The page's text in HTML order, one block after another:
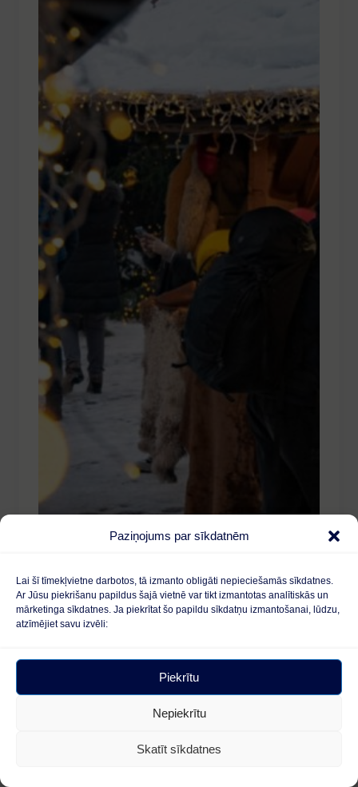
Paziņojums par sīkdatnēm
Lai šī tīmekļvietne darbotos, tā izmanto obligāti nepieciešamās sīkdatnes.
Ar Jūsu piekrišanu papildus šajā vietnē var tikt izmantotas analītiskās un
mārketinga sīkdatnes. Ja piekrītat šo papildu sīkdatņu izmantošanai, lūdzu,
atzīmējiet savu izvēli:
Piekrītu
Nepiekrītu
Skatīt sīkdatnes
Nav kategorijas
ielu tirdzniecības organizēšanu
Ziemassvētku laikā Doma
laukumā turpmākajiem pieciem